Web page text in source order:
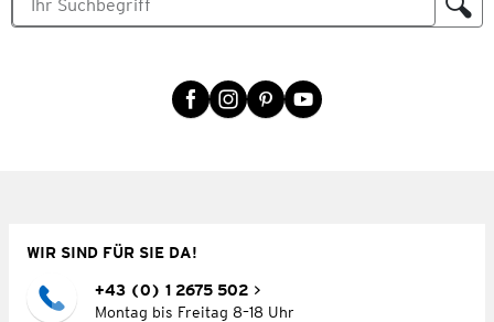
WIR SIND FÜR SIE DA!
+43 (0) 1 2675 502
Montag bis Freitag 8–18 Uhr